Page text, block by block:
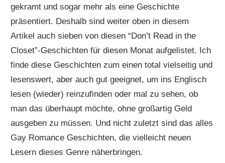
gekramt und sogar mehr als eine Geschichte
präsentiert. Deshalb sind weiter oben in diesem
Artikel auch sieben von diesen “Don’t Read in the
Closet”-Geschichten für diesen Monat aufgelistet. Ich
finde diese Geschichten zum einen total vielseitig und
lesenswert, aber auch gut geeignet, um ins Englisch
lesen (wieder) reinzufinden oder mal zu sehen, ob
man das überhaupt möchte, ohne großartig Geld
ausgeben zu müssen. Und nicht zuletzt sind das alles
Gay Romance Geschichten, die vielleicht neuen
Lesern dieses Genre näherbringen.